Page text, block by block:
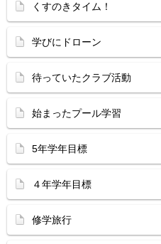
くすのきタイム！
学びにドローン
待っていたクラブ活動
始まったプール学習
5年学年目標
４年学年目標
修学旅行